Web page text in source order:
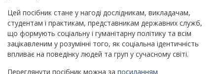
Цей посібник стане у нагоді дослідникам, викладачам,
студентам і практикам, представникам державних служб,
що формують соціальну і гуманітарну політику та всім
зацікавленим у розумінні того, як соціальна ідентичність
впливає на поведінку людей та груп у сучасному світі.
Переглянути посібник можна за посиланням